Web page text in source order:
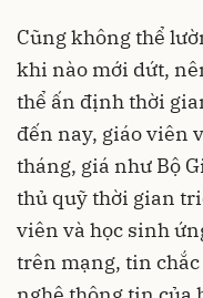
Cũng không thể
khi nào mới dứt,
thể ấn định thời
đến nay, giáo viên
tháng, giá như Bộ
thủ quỹ thời gian
viên và học sinh
trên mạng, tin